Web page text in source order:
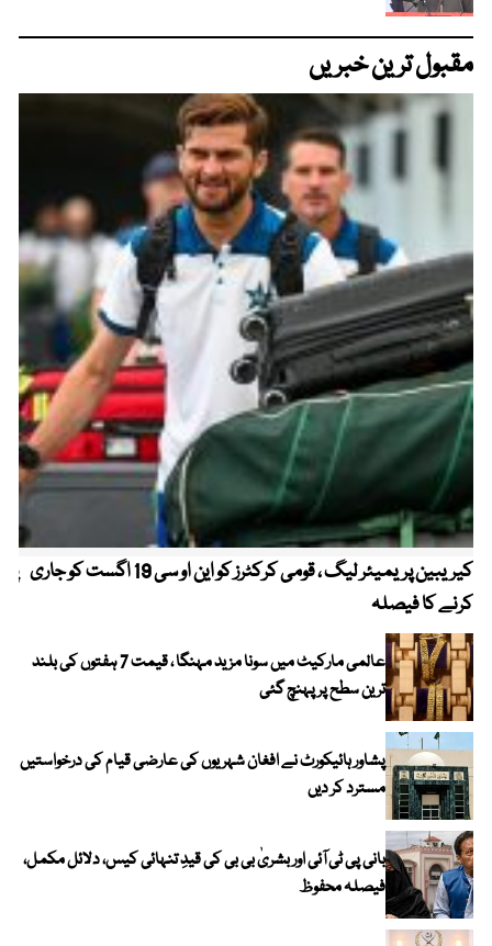
مقبول ترین خبریں
کیریبین پریمیئر لیگ ، قومی کرکٹرز کو این او سی 19 اگست کو جاری
کرنے کا فیصلہ
عالمی مارکیٹ میں سونا مزید مہنگا ، قیمت 7 ہفتوں کی بلند
ترین سطح پر پہنچ گئی
پشاور ہائیکورٹ نے افغان شہریوں کی عارضی قیام کی درخواستیں
مسترد کر دیں
بانی پی ٹی آئی اور بشریٰ بی بی کی قیدِ تنہائی کیس، دلائل مکمل،
فیصلہ محفوظ